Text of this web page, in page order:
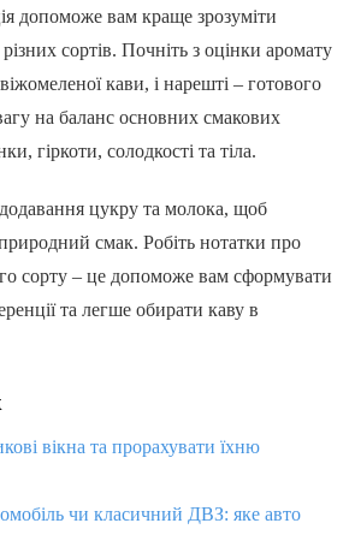
допоможе вам краще зрозуміти
сортів. Почніть з оцінки аромату
кави, і нарешті – готового
на баланс основних смакових
гіркоти, солодкості та тіла.
цукру та молока, щоб
смак. Робіть нотатки про
сорту – це допоможе вам сформувати
та легше обирати каву в
вікна та прорахувати їхню
чи класичний ДВЗ: яке авто